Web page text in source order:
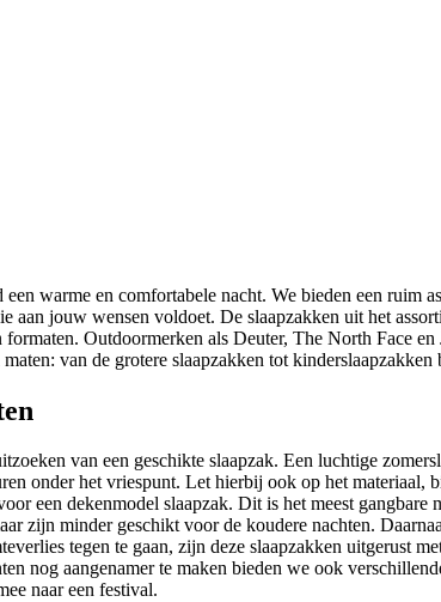
warme en comfortabele nacht. We bieden een ruim
aan jouw wensen voldoet. De slaapzakken uit het
Outdoormerken als Deuter, The North Face
van de grotere slaapzakken tot
van een geschikte slaapzak. Een luchtige
onder het vriespunt. Let hierbij ook op het materiaal,
een dekenmodel slaapzak. Dit is het meest
zijn minder geschikt voor de koudere nachten.
tegen te gaan, zijn deze slaapzakken uitgerust
nog aangenamer te maken bieden we ook
naar een festival.